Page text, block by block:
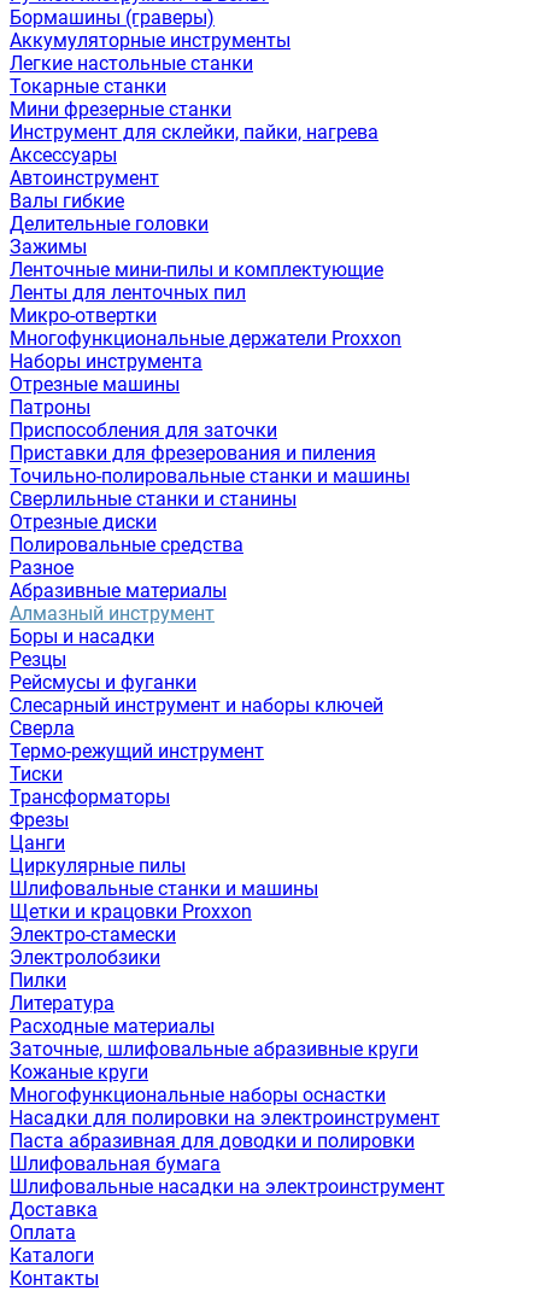
Бормашины (граверы)
Аккумуляторные инструменты
Легкие настольные станки
Токарные станки
Мини фрезерные станки
Инструмент для склейки, пайки, нагрева
Аксессуары
Автоинструмент
Валы гибкие
Делительные головки
Зажимы
Ленточные мини-пилы и комплектующие
Ленты для ленточных пил
Микро-отвертки
Многофункциональные держатели Proxxon
Наборы инструмента
Отрезные машины
Патроны
Приспособления для заточки
Приставки для фрезерования и пиления
Точильно-полировальные станки и машины
Сверлильные станки и станины
Отрезные диски
Полировальные средства
Разное
Абразивные материалы
Алмазный инструмент
Боры и насадки
Резцы
Рейсмусы и фуганки
Слесарный инструмент и наборы ключей
Сверла
Термо-режущий инструмент
Тиски
Трансформаторы
Фрезы
Цанги
Циркулярные пилы
Шлифовальные станки и машины
Щетки и крацовки Proxxon
Электро-стамески
Электролобзики
Пилки
Литература
Расходные материалы
Заточные, шлифовальные абразивные круги
Кожаные круги
Многофункциональные наборы оснастки
Насадки для полировки на электроинструмент
Паста абразивная для доводки и полировки
Шлифовальная бумага
Шлифовальные насадки на электроинструмент
Доставка
Оплата
Каталоги
Контакты